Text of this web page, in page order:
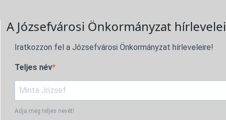
A Józsefvárosi Önkormányzat hírlevelei
Iratkozzon fel a Józsefvárosi Önkormányzat hírleveleire!
Teljes név
Adja meg teljes nevét!